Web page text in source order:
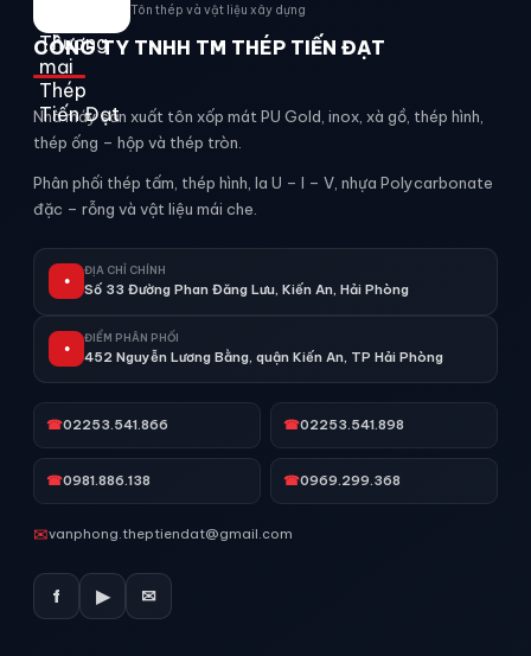
Tôn thép và vật liệu xây dựng
CÔNG TY TNHH TM THÉP TIẾN ĐẠT
Nhà máy sản xuất tôn xốp mát PU Gold, inox, xà gồ, thép hình,
thép ống – hộp và thép tròn.
Phân phối thép tấm, thép hình, la U – I – V, nhựa Polycarbonate
đặc – rỗng và vật liệu mái che.
●
ĐỊA CHỈ CHÍNH
Số 33 Đường Phan Đăng Lưu, Kiến An, Hải Phòng
●
ĐIỂM PHÂN PHỐI
452 Nguyễn Lương Bằng, quận Kiến An, TP Hải Phòng
☎02253.541.866 ☎02253.541.898
☎0981.886.138 ☎0969.299.368
✉vanphong.theptiendat@gmail.com
f ▶ ✉